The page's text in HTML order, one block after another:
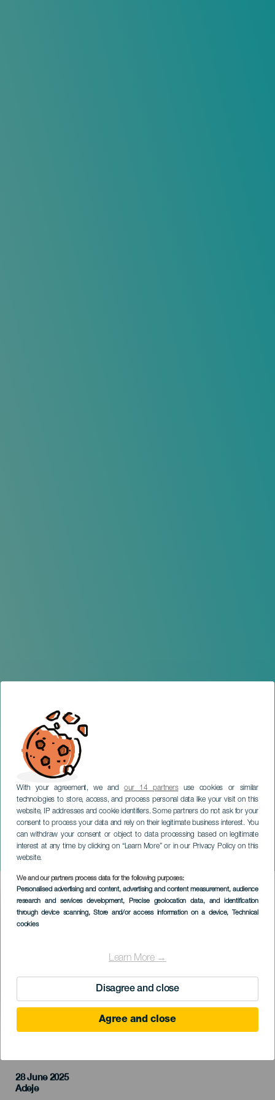
With your agreement, we andour 14 partnersuse cookies or similar
technologies to store, access, and process personal data like your visit on this
website, IP addresses and cookie identifiers. Some partners do not ask for your
consent to process your data and rely on their legitimate business interest. You
can withdraw your consent or object to data processing based on legitimate
interest at any time by clicking on “Learn More” or in our Privacy Policy on this
website.
We and our partners process data for the following purposes:
Personalised advertising and content, advertising and content measurement, audience
research and services development, Precise geolocation data, and identification
through device scanning, Store and/or access information on a device, Technical
cookies
Learn More →
Disagree and close
Agree and close
La Misa
TENERIFE
Imagen
Listado
28 June 2025
Localidad
Adeje